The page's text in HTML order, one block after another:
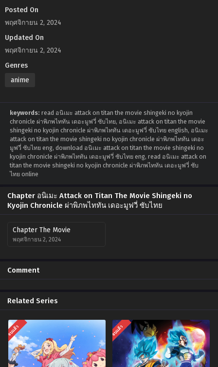
Posted On
พฤศจิกายน 2, 2024
Updated On
พฤศจิกายน 2, 2024
Genres
anime
keywords: read อนิเมะ attack on titan the movie shingeki no kyojin
chronicle ผ่าพิภพไททัน เดอะมูฟวี่ ซับไทย, อนิเมะ attack on titan the movie
shingeki no kyojin chronicle ผ่าพิภพไททัน เดอะมูฟวี่ ซับไทย english, อนิเมะ
attack on titan the movie shingeki no kyojin chronicle ผ่าพิภพไททัน เดอะ
มูฟวี่ ซับไทย eng, download อนิเมะ attack on titan the movie shingeki no
kyojin chronicle ผ่าพิภพไททัน เดอะมูฟวี่ ซับไทย eng, read อนิเมะ attack on
titan the movie shingeki no kyojin chronicle ผ่าพิภพไททัน เดอะมูฟวี่ ซับ
ไทย online
Chapter อนิเมะ Attack on Titan The Movie Shingeki no
Kyojin Chronicle ผ่าพิภพไททัน เดอะมูฟวี่ ซับไทย
Chapter The Movie
พฤศจิกายน 2, 2024
Comment
Related Series
จบแล้ว จบแล้ว